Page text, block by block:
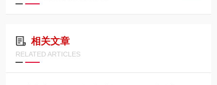
相关文章
RELATED ARTICLES